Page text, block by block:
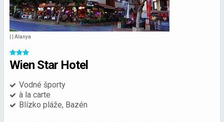
| | Alanya
Wien Star Hotel
Vodné športy
à la carte
Blízko pláže, Bazén